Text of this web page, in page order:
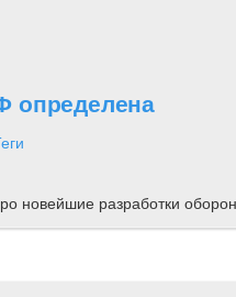
определена
новейшие разработки